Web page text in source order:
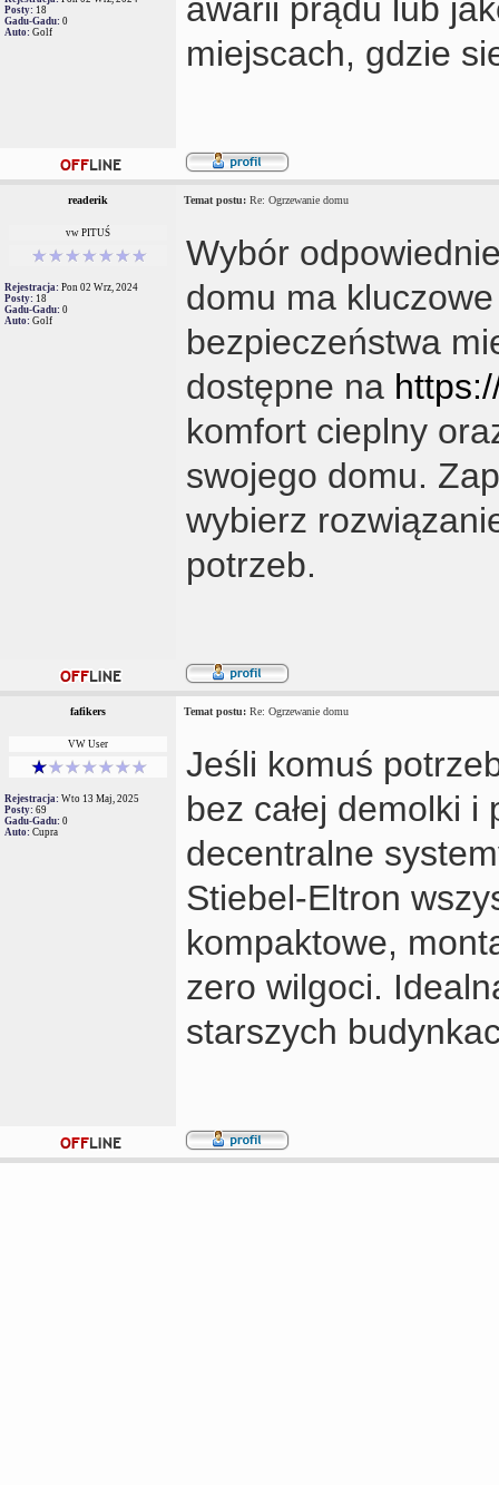
Posty: 18
Gadu-Gadu: 0
Auto: Golf
awarii prądu lub
miejscach, gdzie
readerik Temat postu: Re: Ogrzewanie domu
vw PITUŚ
Rejestracja: Pon 02 Wrz, 2024
Posty: 18
Gadu-Gadu: 0
Auto: Golf
Wybór
domu ma
bezpieczeństwa
dostępne na
komfort cieplny
swojego domu.
wybierz
potrzeb.
fafikers Temat postu: Re: Ogrzewanie domu
VW User
Rejestracja: Wto 13 Maj, 2025
Posty: 69
Gadu-Gadu: 0
Auto: Cupra
Jeśli komuś
bez całej demolki
decentralne
Stiebel-Eltron
kompaktowe,
zero wilgoci.
starszych